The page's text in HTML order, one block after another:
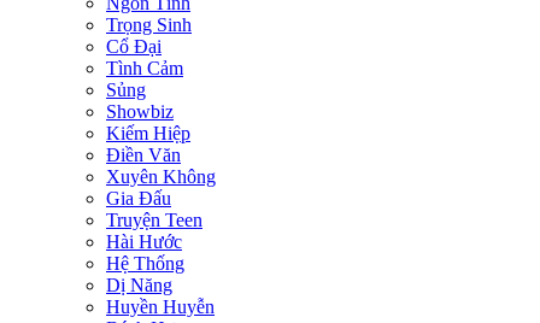
Trọng Sinh
Cổ Đại
Tình Cảm
Sủng
Showbiz
Kiếm Hiệp
Điền Văn
Xuyên Không
Gia Đấu
Truyện Teen
Hài Hước
Hệ Thống
Dị Năng
Huyền Huyễn